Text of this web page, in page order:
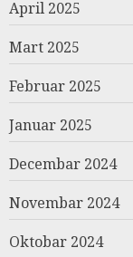
April 2025
Mart 2025
Februar 2025
Januar 2025
Decembar 2024
Novembar 2024
Oktobar 2024